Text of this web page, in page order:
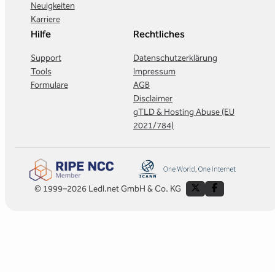
Neuigkeiten
Karriere
Hilfe
Support
Tools
Formulare
Rechtliches
Datenschutzerklärung
Impressum
AGB
Disclaimer
gTLD & Hosting Abuse (EU
2021/784)
© 1999–2026 Ledl.net GmbH & Co. KG